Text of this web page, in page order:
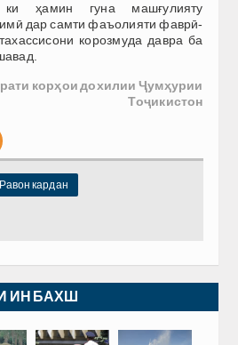
ҳамин гуна машғулияту
дар самти фаъолияти фаврӣ-
корозмуда давра ба
корҳои дохилии Ҷумҳурии
Тоҷикистон
Равон кардан
ИН БАХШ